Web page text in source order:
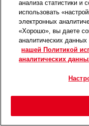
Главная Мероприятия
Через 48 часов
затылочной
выявил
преобладанием
нейтрофилов,
роста,
Диагноз СЗМА
подтвержденным
пробное
анализа статистики и
использовать
электронных
«Хорошо», вы даете
аналитических
нашей Политикой
аналитических